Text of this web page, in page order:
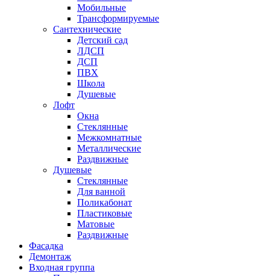
Мобильные
Трансформируемые
Сантехнические
Детский сад
ЛДСП
ДСП
ПВХ
Школа
Душевые
Лофт
Окна
Стеклянные
Межкомнатные
Металлические
Раздвижные
Душевые
Стеклянные
Для ванной
Поликабонат
Пластиковые
Матовые
Раздвижные
Фасадка
Демонтаж
Входная группа